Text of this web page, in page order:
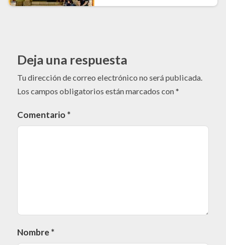
Deja una respuesta
Tu dirección de correo electrónico no será publicada.
Los campos obligatorios están marcados con*
Comentario *
Nombre *